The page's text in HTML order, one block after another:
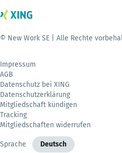
© New Work SE | Alle Rechte
Impressum
AGB
Datenschutz bei XING
Datenschutzerklärung
Mitgliedschaft kündigen
Tracking
Mitgliedschaften widerrufen
Sprache Deutsch